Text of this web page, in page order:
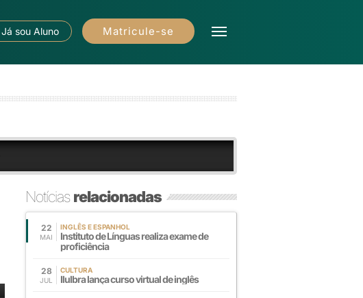
Já sou Aluno Matricule-se
Notíciasrelacionadas
22
MAI
INGLÊS E ESPANHOL
Instituto de Línguas realiza exame de
proficiência
28
JUL
CULTURA
Ilulbra lança curso virtual de inglês